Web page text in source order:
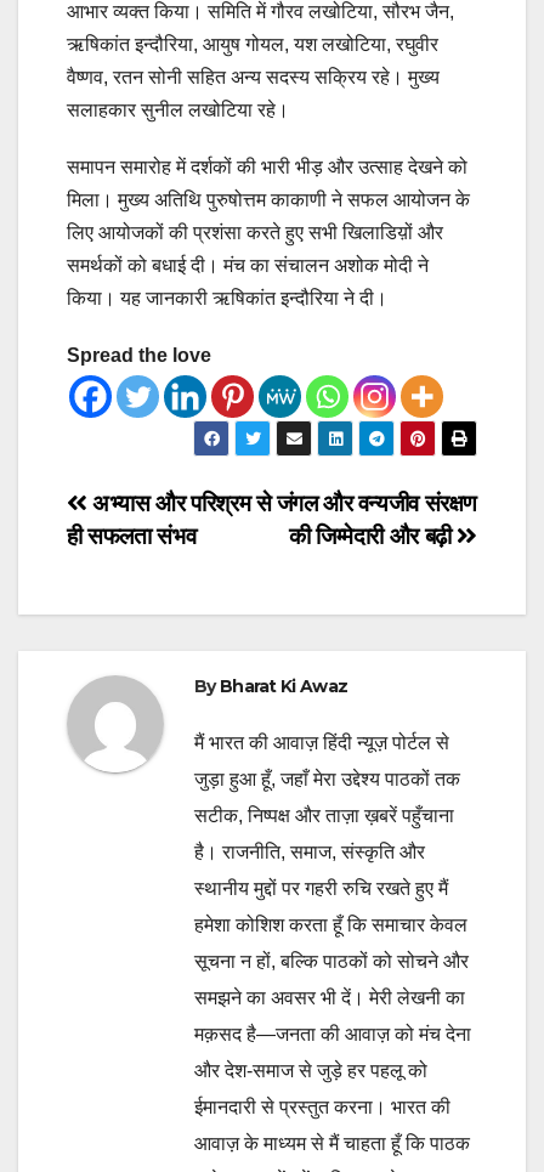
आभार व्यक्त किया। समिति में गौरव लखोटिया, सौरभ जैन,
ऋषिकांत इन्दौरिया, आयुष गोयल, यश लखोटिया, रघुवीर
वैष्णव, रतन सोनी सहित अन्य सदस्य सक्रिय रहे। मुख्य
सलाहकार सुनील लखोटिया रहे।
समापन समारोह में दर्शकों की भारी भीड़ और उत्साह देखने को
मिला। मुख्य अतिथि पुरुषोत्तम काकाणी ने सफल आयोजन के
लिए आयोजकों की प्रशंसा करते हुए सभी खिलाडिय़ों और
समर्थकों को बधाई दी। मंच का संचालन अशोक मोदी ने
किया। यह जानकारी ऋषिकांत इन्दौरिया ने दी।
Spread the love
Post
navigation
जंगल और वन्यजीव संरक्षण
की जिम्मेदारी और बढ़ी
अभ्यास और परिश्रम से
ही सफलता संभव
ByBharat Ki Awaz
मैं भारत की आवाज़ हिंदी न्यूज़ पोर्टल से
जुड़ा हुआ हूँ, जहाँ मेरा उद्देश्य पाठकों तक
सटीक, निष्पक्ष और ताज़ा ख़बरें पहुँचाना
है। राजनीति, समाज, संस्कृति और
स्थानीय मुद्दों पर गहरी रुचि रखते हुए मैं
हमेशा कोशिश करता हूँ कि समाचार केवल
सूचना न हों, बल्कि पाठकों को सोचने और
समझने का अवसर भी दें। मेरी लेखनी का
मक़सद है—जनता की आवाज़ को मंच देना
और देश-समाज से जुड़े हर पहलू को
ईमानदारी से प्रस्तुत करना। भारत की
आवाज़ के माध्यम से मैं चाहता हूँ कि पाठक